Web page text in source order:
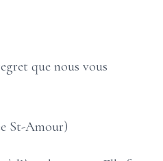
que nous vous
St-Amour)